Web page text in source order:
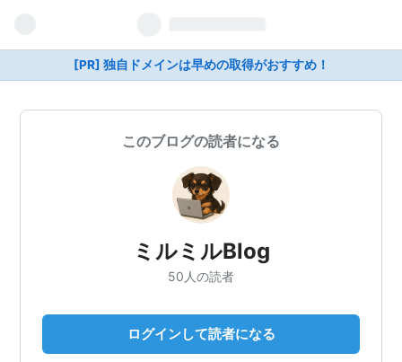
[PR] 独自ドメインは早めの取得がおすすめ！
このブログの読者になる
ミルミルBlog
50人の読者
ログインして読者になる